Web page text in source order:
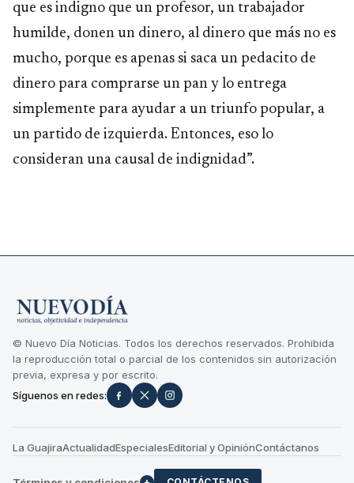
que es indigno que un profesor, un trabajador
humilde, donen un dinero, al dinero que más no es
mucho, porque es apenas si saca un pedacito de
dinero para comprarse un pan y lo entrega
simplemente para ayudar a un triunfo popular, a
un partido de izquierda. Entonces, eso lo
consideran una causal de indignidad”.
© Nuevo Día Noticias. Todos los derechos reservados. Prohibida
la reproducción total o parcial de los contenidos sin autorización
previa, expresa y por escrito.
Síguenos en redes:
La GuajiraActualidadEspecialesEditorial y OpiniónContáctanos